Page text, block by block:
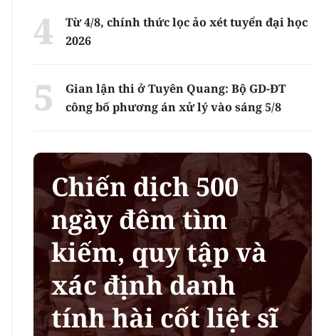
Từ 4/8, chính thức lọc ảo xét tuyển đại học
2026
Gian lận thi ở Tuyên Quang: Bộ GD-ĐT
công bố phương án xử lý vào sáng 5/8
Chiến dịch 500
ngày đêm tìm
kiếm, quy tập và
xác định danh
tính hài cốt liệt sĩ